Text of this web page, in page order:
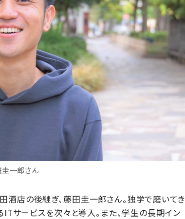
一郎さん
店の後継ぎ、藤田圭一郎さん。独学で磨いてき
サービスを次々と導入。また、学生の長期イン